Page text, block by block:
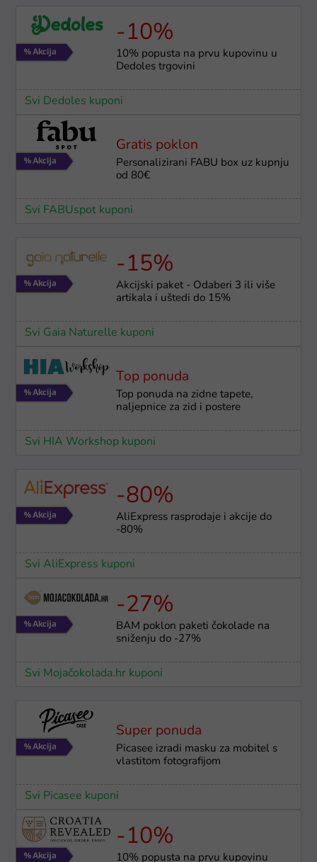
-10%
10% popusta na prvu kupovinu u
Dedoles trgovini
Svi Dedoles kuponi
Gratis poklon
Personalizirani FABU box uz kupnju
od 80€
Svi FABUspot kuponi
-15%
Akcijski paket - Odaberi 3 ili više
artikala i uštedi do 15%
Svi Gaia Naturelle kuponi
Top ponuda
Top ponuda na zidne tapete,
naljepnice za zid i postere
Svi HIA Workshop kuponi
-80%
AliExpress rasprodaje i akcije do
-80%
Svi AliExpress kuponi
-27%
BAM poklon paketi čokolade na
sniženju do -27%
Svi Mojačokolada.hr kuponi
Super ponuda
Picasee izradi masku za mobitel s
vlastitom fotografijom
Svi Picasee kuponi
-10%
10% popusta na prvu kupovinu